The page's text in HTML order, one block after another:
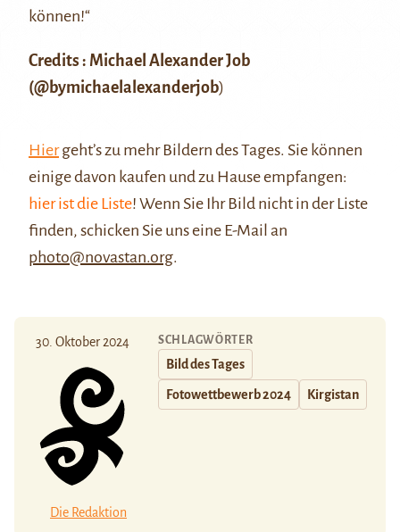
können!“
Credits : Michael Alexander Job
(@bymichaelalexanderjob)
Hiergeht’s zu mehr Bildern des Tages. Sie können
einige davon kaufen und zu Hause empfangen:
hier ist die Liste! Wenn Sie Ihr Bild nicht in der Liste
finden, schicken Sie uns eine E-Mail an
photo@novastan.org.
30. Oktober 2024
Die Redaktion
SCHLAGWÖRTER
Bild des Tages
Fotowettbewerb 2024 Kirgistan